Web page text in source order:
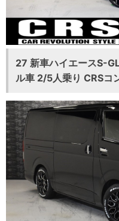
27 新車ハイエースS-
ル車 2/5人乗り CRSコ